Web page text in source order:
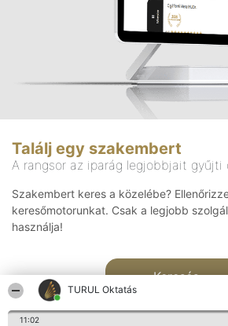
TURUL Oktatás
11:02
Találj egy szakembert
A rangsor az iparág legjobbjait gyűjti
Szakembert keres a közelébe?
keresőmotorunkat. Csak a legjobb
használja!
Keresés